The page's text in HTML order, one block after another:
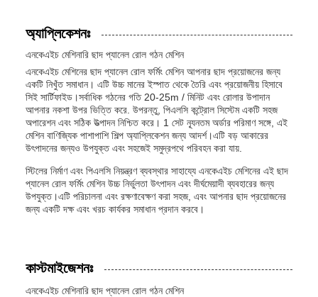
অ্যাপ্লিকেশনঃ
এনকেএইচ মেশিনারি ছাদ প্যানেল রোল গঠন মেশিন
এনকেএইচ মেশিনের ছাদ প্যানেল রোল ফর্মিং মেশিন আপনার ছাদ প্রয়োজনের জন্য
একটি নিখুঁত সমাধান। এটি উচ্চ মানের ইস্পাত থেকে তৈরি এবং প্রয়োজনীয় হিসাবে
সিই সার্টিফাইড।সর্বাধিক গঠনের গতি 20-25m / মিনিট এবং রোলার উপাদান
আপনার নকশা উপর ভিত্তি করে. উপরন্তু, পিএলসি কন্ট্রোল সিস্টেম একটি সহজ
অপারেশন এবং সঠিক উত্পাদন নিশ্চিত করে। 1 সেট ন্যূনতম অর্ডার পরিমাণ সঙ্গে, এই
মেশিন বাণিজ্যিক পাশাপাশি শিল্প অ্যাপ্লিকেশন জন্য আদর্শ।এটি বড় আকারের
উৎপাদনের জন্যও উপযুক্ত এবং সহজেই সমুদ্রপথে পরিবহন করা যায়.
স্টিলের নির্মাণ এবং পিএলসি নিয়ন্ত্রণ ব্যবস্থার সাহায্যে এনকেএইচ মেশিনের এই ছাদ
প্যানেল রোল ফর্মিং মেশিন উচ্চ নির্ভুলতা উৎপাদন এবং দীর্ঘমেয়াদী ব্যবহারের জন্য
উপযুক্ত।এটি পরিচালনা এবং রক্ষণাবেক্ষণ করা সহজ, এবং আপনার ছাদ প্রয়োজনের
জন্য একটি দক্ষ এবং খরচ কার্যকর সমাধান প্রদান করবে।
কাস্টমাইজেশনঃ
এনকেএইচ মেশিনারি ছাদ প্যানেল রোল গঠন মেশিন